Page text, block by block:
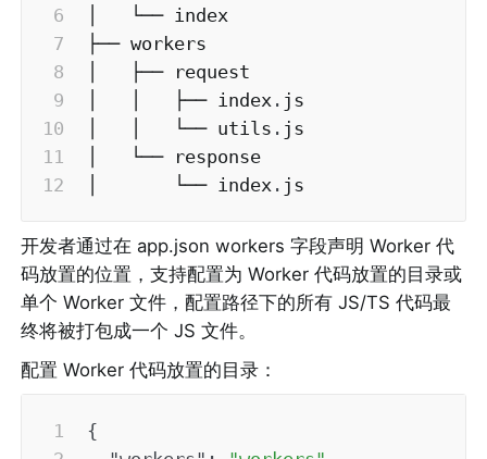
│   └── index
├── workers
│   ├── request
│   │   ├── index . js
│   │   └── utils . js
│   └── response
│       └── index . js
开发者通过在 app.json workers 字段声明 Worker 代
码放置的位置，支持配置为 Worker 代码放置的目录或
单个 Worker 文件，配置路径下的所有 JS/TS 代码最
终将被打包成一个 JS 文件。
配置 Worker 代码放置的目录：
{